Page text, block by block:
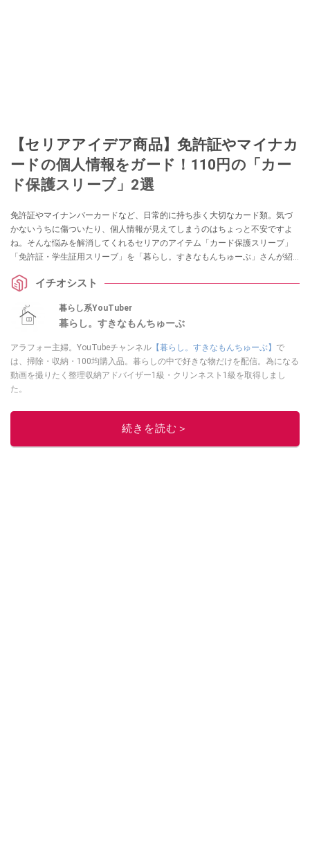
【セリアアイデア商品】免許証やマイナカ
ードの個人情報をガード！110円の「カー
ド保護スリーブ」2選
免許証やマイナンバーカードなど、日常的に持ち歩く大切なカード類。気づ
かないうちに傷ついたり、個人情報が見えてしまうのはちょっと不安ですよ
ね。そんな悩みを解消してくれるセリアのアイテム「カード保護スリーブ」
「免許証・学生証用スリーブ」を「暮らし。すきなもんちゅーぶ」さんが紹
で、ぜひチェックしてみてくださいね。
イチオシスト
暮らし系YouTuber
暮らし。すきなもんちゅーぶ
アラフォー主婦。YouTubeチャンネル 【暮らし。すきなもんちゅーぶ】 で
は、掃除・収納・100均購入品。暮らしの中で好きな物だけを配信。為になる
動画を撮りたく整理収納アドバイザー1級・クリンネスト1級を取得しまし
た。
このイチオシストの他の記事を読む
続きを読む＞